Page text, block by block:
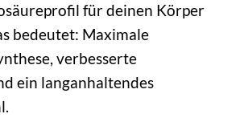
für deinen Körper
bedeutet: Maximale
verbesserte
ein langanhaltendes